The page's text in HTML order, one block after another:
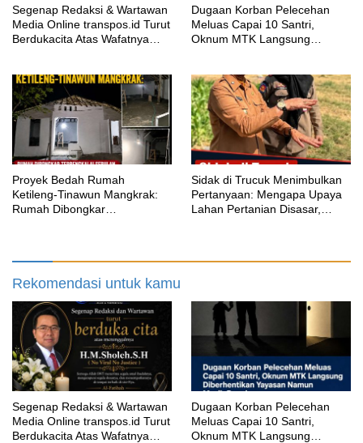
Segenap Redaksi & Wartawan
Media Online transpos.id Turut
Berdukacita Atas Wafatnya
‎Dugaan Korban Pelecehan
Meluas Capai 10 Santri,
Oknum MTK Langsung
Proyek Bedah Rumah
Ketileng-Tinawun Mangkrak:
Rumah Dibongkar
‎Sidak di Trucuk Menimbulkan
Pertanyaan: Mengapa Upaya
Lahan Pertanian Disasar,
Rekomendasi untuk kamu
Segenap Redaksi & Wartawan
Media Online transpos.id Turut
Berdukacita Atas Wafatnya
‎Dugaan Korban Pelecehan
Meluas Capai 10 Santri,
Oknum MTK Langsung